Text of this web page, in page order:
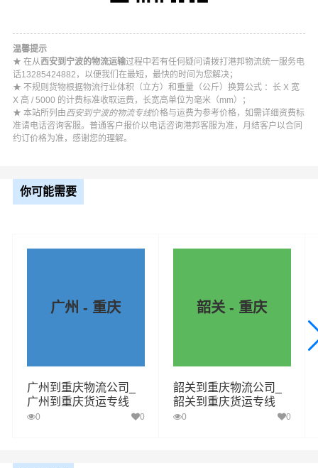
温馨提示
★ 在从西安到宁波的物流运输过程中若有任何疑问请拨打港邦物流统一服务电
话13285424882，以便我们在最短，最快的时间为您解决；
★ 不规则货物根据物流行业体积（立方）和重量（公斤）换算公式 ：长 X 宽
X 高 / 5000 的计费标准收取运费，长宽高单位为毫米（mm）；
★ 本站所列由西安到宁波的物流专线价格与运费为参考价格，如需详细资费标
准请电话咨询客服。普通客户报价以电话咨询港邦客服为准，月结客户以合同
约订价格为准，感谢您的理解。
你可能需要
广州 - 重庆
广州到重庆物流公司_
广州到重庆货运专线
0 0
韶关 - 重庆
韶关到重庆物流公司_
韶关到重庆货运专线
0 0